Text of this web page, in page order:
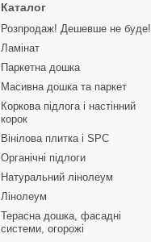
Каталог
Розпродаж! Дешевше не буде!
Ламінат
Паркетна дошка
Масивна дошка та паркет
Коркова підлога і настінний
корок
Вінілова плитка і SPC
Органічні підлоги
Натуральний лінолеум
Лінолеум
Терасна дошка, фасадні
системи, огорожі